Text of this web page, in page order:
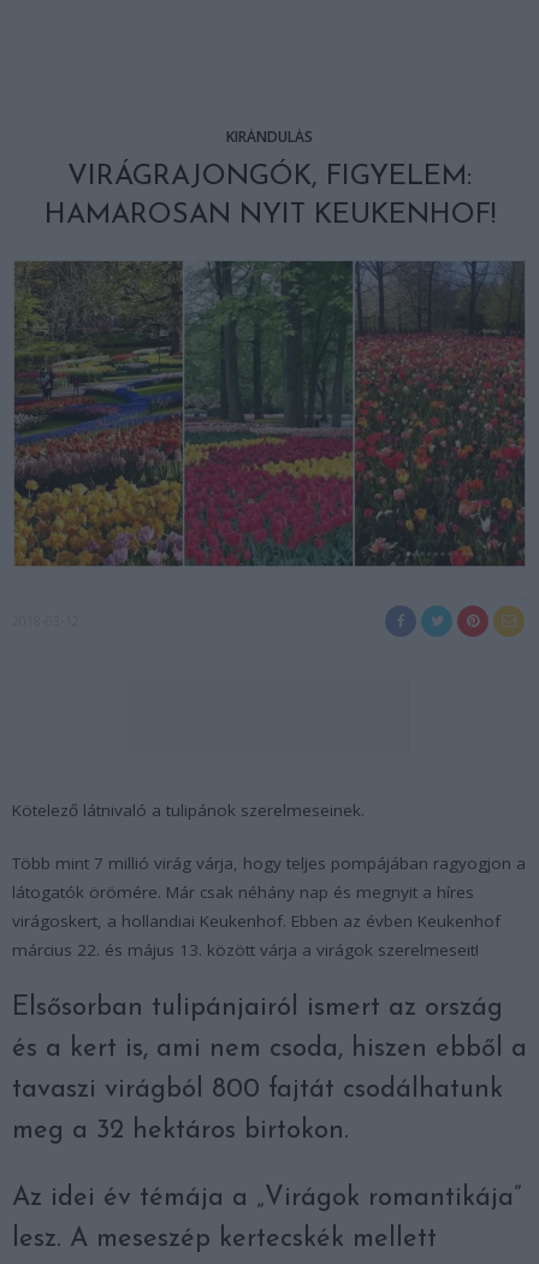
KIRÁNDULÁS
VIRÁGRAJONGÓK, FIGYELEM:
HAMAROSAN NYIT KEUKENHOF!
Kötelező látnivaló a tulipánok szerelmeseinek.
Több mint 7 millió virág várja, hogy teljes pompájában ragyogjon a
látogatók örömére. Már csak néhány nap és megnyit a híres
virágoskert, a hollandiai Keukenhof. Ebben az évben Keukenhof
március 22. és május 13. között várja a virágok szerelmeseit!
Elsősorban tulipánjairól ismert az ország
és a kert is, ami nem csoda, hiszen ebből a
tavaszi virágból 800 fajtát csodálhatunk
meg a 32 hektáros birtokon.
Az idei év témája a „Virágok romantikája”
lesz. A meseszép kertecskék mellett